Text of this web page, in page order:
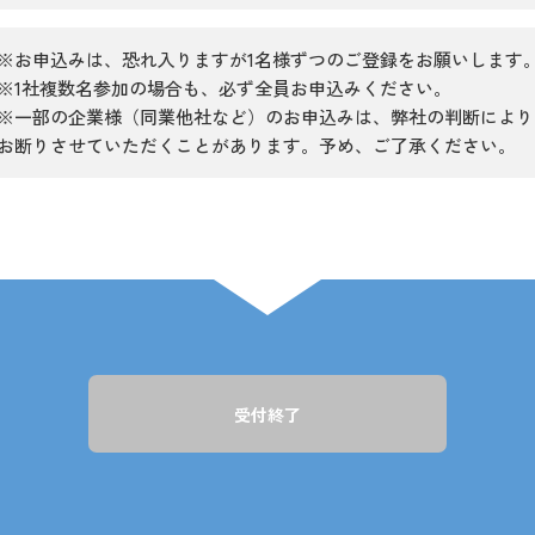
お申込みは、恐れ入りますが1名様ずつのご登録をお願いします
社複数名参加の場合も、必ず全員お申込みください。
一部の企業様（同業他社など）のお申込みは、弊社の判断により
断りさせていただくことがあります。予め、ご了承ください。
受付終了